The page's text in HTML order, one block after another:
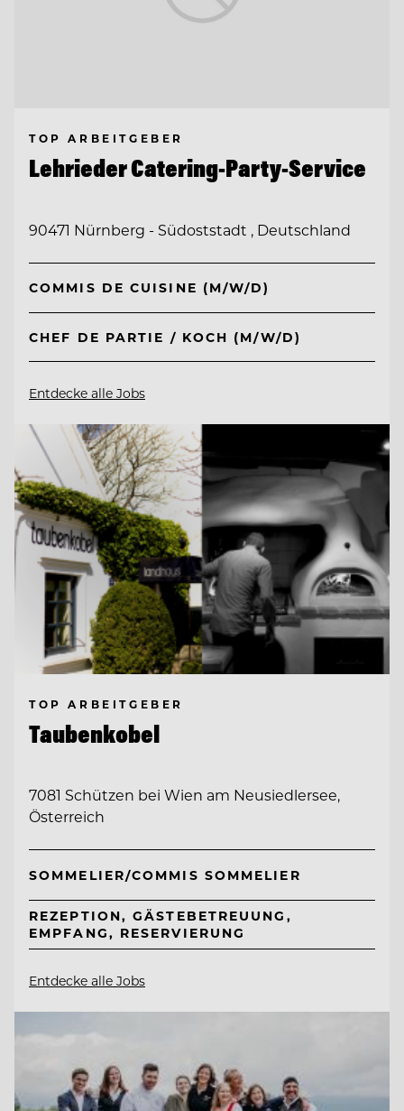
TOP ARBEITGEBER
Lehrieder Catering-Party-Service
90471 Nürnberg - Südoststadt , Deutschland
COMMIS DE CUISINE (M/W/D)
CHEF DE PARTIE / KOCH (M/W/D)
Entdecke alle Jobs
TOP ARBEITGEBER
Taubenkobel
7081 Schützen bei Wien am Neusiedlersee,
Österreich
SOMMELIER/COMMIS SOMMELIER
REZEPTION, GÄSTEBETREUUNG,
EMPFANG, RESERVIERUNG
Entdecke alle Jobs